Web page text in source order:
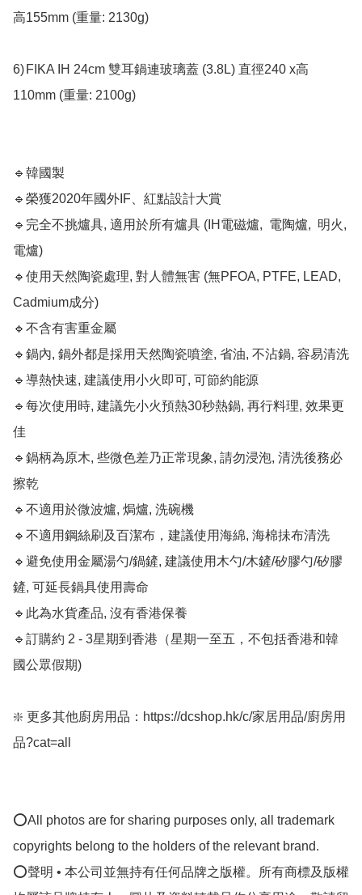
高155mm (重量: 2130g)
6)	FIKA IH 24cm 雙耳鍋連玻璃蓋 (3.8L) 直徑240 x高
110mm (重量: 2100g)
🔹韓國製
🔹榮獲2020年國外IF、紅點設計大賞
🔹完全不挑爐具, 適用於所有爐具 (IH電磁爐,  電陶爐,  明火,
電爐)
🔹使用天然陶瓷處理, 對人體無害 (無PFOA, PTFE, LEAD,
Cadmium成分)
🔹不含有害重金屬
🔹鍋內, 鍋外都是採用天然陶瓷噴塗, 省油, 不沾鍋, 容易清洗
🔹導熱快速, 建議使用小火即可, 可節約能源
🔹每次使用時, 建議先小火預熱30秒熱鍋, 再行料理, 效果更
佳
🔹鍋柄為原木, 些微色差乃正常現象, 請勿浸泡, 清洗後務必
擦乾
🔹不適用於微波爐, 焗爐, 洗碗機
🔹不適用鋼絲刷及百潔布，建議使用海綿, 海棉抺布清洗
🔹避免使用金屬湯勺/鍋鏟, 建議使用木勺/木鏟/矽膠勺/矽膠
鏟, 可延長鍋具使用壽命
🔹此為水貨產品, 沒有香港保養
🔹訂購約 2 - 3星期到香港（星期一至五，不包括香港和韓
國公眾假期)
❇️ 更多其他廚房用品：https://dcshop.hk/c/家居用品/廚房用
品?cat=all
⭕All photos are for sharing purposes only, all trademark
copyrights belong to the holders of the relevant brand.
⭕聲明 • 本公司並無持有任何品牌之版權。所有商標及版權